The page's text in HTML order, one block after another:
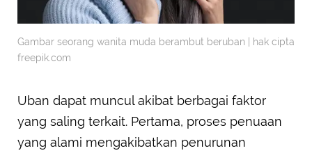
Gambar seorang wanita muda berambut beruban | hak cipta
freepik.com
Uban dapat muncul akibat berbagai faktor
yang saling terkait. Pertama, proses penuaan
yang alami mengakibatkan penurunan